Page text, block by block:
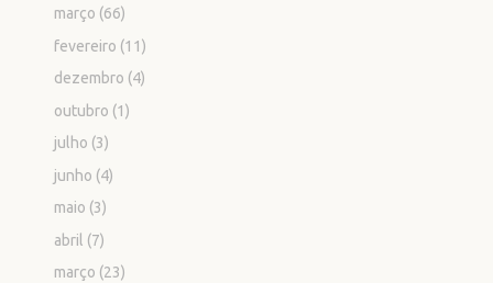
março (66)
fevereiro (11)
dezembro (4)
outubro (1)
julho (3)
junho (4)
maio (3)
abril (7)
março (23)